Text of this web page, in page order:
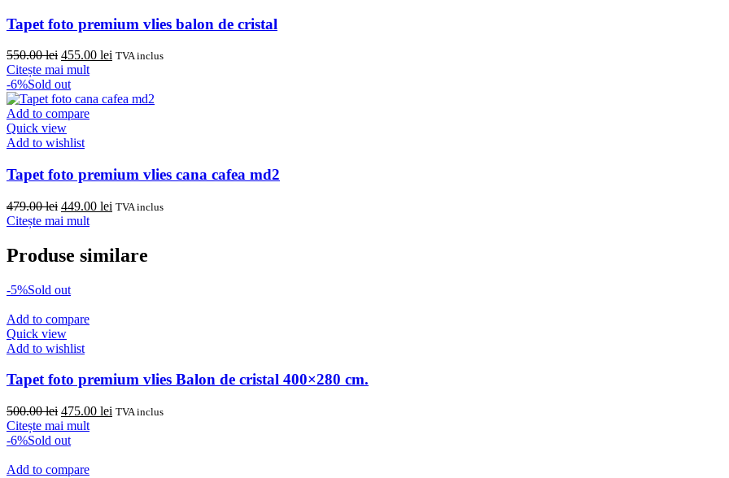
Tapet foto premium vlies balon de cristal
550.00lei Prețul
inițial
a
fost:
550.00 lei.
455.00 lei Prețul
455.00 lei.
TVA inclus
Citește mai mult
-6%Sold out
Add to compare
Quick view
Add to wishlist
Tapet foto premium vlies cana cafea md2
479.00lei Prețul
inițial
479.00 lei.
449.00 lei Prețul
449.00 lei.
TVA inclus
Citește mai mult
Produse similare
-5%Sold out
Add to compare
Quick view
Add to wishlist
Tapet foto premium vlies Balon de cristal 400×280 cm.
500.00lei Prețul
inițial
a
500.00 lei.
475.00 lei Prețul
TVA inclus
Citește mai mult
-6%Sold out
Add to compare